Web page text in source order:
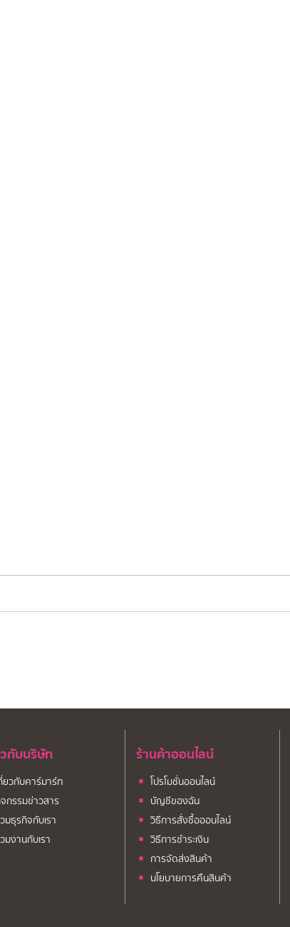
กับบริษัท
ยวกับคาร์มาร์ท
กรรมข่าวสาร
มธุรกิจกับเรา
มงานกับเรา
ร้านค้าออนไลน์
โปรโมชั่นออนไลน์
บัญชีของฉัน
วิธีการสั่งซื้อออนไลน์
วิธีการชำระเงิน
การจัดส่งสินค้า
นโยบายการคืนสินค้า